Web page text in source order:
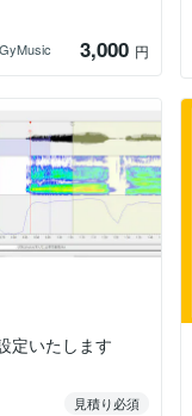
3,000 円
定いたします
見積り必須